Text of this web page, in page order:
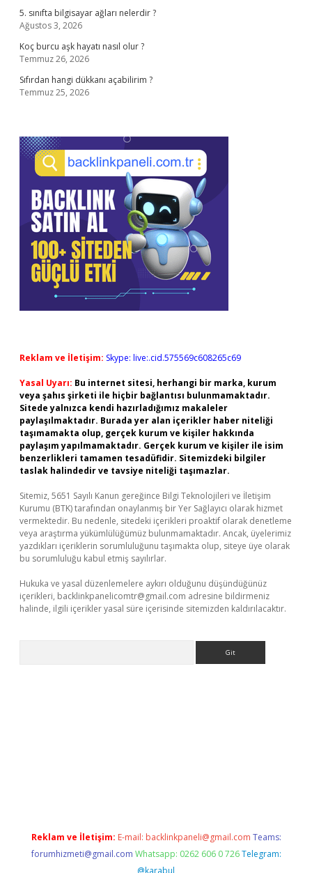
5. sınıfta bilgisayar ağları nelerdir ?
Ağustos 3, 2026
Koç burcu aşk hayatı nasıl olur ?
Temmuz 26, 2026
Sıfırdan hangi dükkanı açabilirim ?
Temmuz 25, 2026
Reklam ve İletişim: Skype: live:.cid.575569c608265c69
Yasal Uyarı: Bu internet sitesi, herhangi bir marka, kurum
veya şahıs şirketi ile hiçbir bağlantısı bulunmamaktadır.
Sitede yalnızca kendi hazırladığımız makaleler
paylaşılmaktadır. Burada yer alan içerikler haber niteliği
taşımamakta olup, gerçek kurum ve kişiler hakkında
paylaşım yapılmamaktadır. Gerçek kurum ve kişiler ile isim
benzerlikleri tamamen tesadüfidir. Sitemizdeki bilgiler
taslak halindedir ve tavsiye niteliği taşımazlar.
Sitemiz, 5651 Sayılı Kanun gereğince Bilgi Teknolojileri ve İletişim
Kurumu (BTK) tarafından onaylanmış bir Yer Sağlayıcı olarak hizmet
vermektedir. Bu nedenle, sitedeki içerikleri proaktif olarak denetleme
veya araştırma yükümlülüğümüz bulunmamaktadır. Ancak, üyelerimiz
yazdıkları içeriklerin sorumluluğunu taşımakta olup, siteye üye olarak
bu sorumluluğu kabul etmiş sayılırlar.
Hukuka ve yasal düzenlemelere aykırı olduğunu düşündüğünüz
içerikleri, backlinkpanelicomtr@gmail.com adresine bildirmeniz
halinde, ilgili içerikler yasal süre içerisinde sitemizden kaldırılacaktır.
Reklam ve İletişim: E-mail: backlinkpaneli@gmail.com Teams:
forumhizmeti@gmail.com Whatsapp: 0262 606 0 726 Telegram:
@karabul